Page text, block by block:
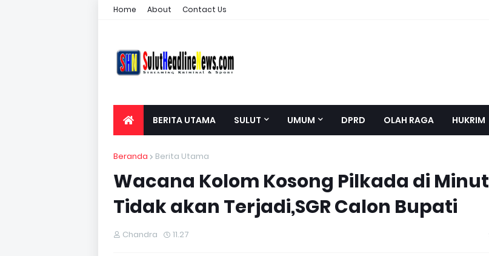
Home About Contact Us
BERITA UTAMA SULUT UMUM DPRD OLAH RAGA HUKRIM
Beranda Berita Utama
Wacana Kolom Kosong Pilkada di Minut
Tidak akan Terjadi,SGR Calon Bupati
Chandra 11.27